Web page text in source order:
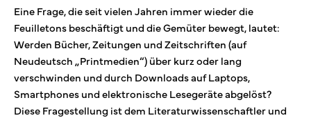
Eine Frage, die seit vielen Jahren immer wieder die
Feuilletons beschäftigt und die Gemüter bewegt, lautet:
Werden Bücher, Zeitungen und Zeitschriften (auf
Neudeutsch „Printmedien“) über kurz oder lang
verschwinden und durch Downloads auf Laptops,
Smartphones und elektronische Lesegeräte abgelöst?
Diese Fragestellung ist dem Literaturwissenschaftler und